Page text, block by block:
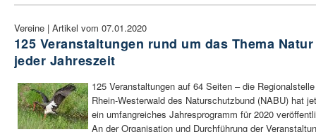
Vereine | Artikel vom 07.01.2020
125 Veranstaltungen rund um das Thema
jeder Jahreszeit
125 Veranstaltungen auf 64 Seiten – die Regionalstelle
Rhein-Westerwald des Naturschutzbund (NABU) hat
ein umfangreiches Jahresprogramm für 2020
An der Organisation und Durchführung der